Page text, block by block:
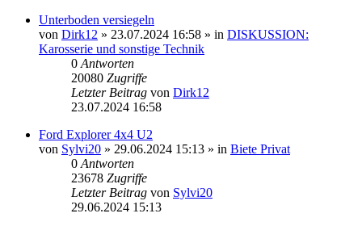
Unterboden versiegeln
von Dirk12 » 23.07.2024 16:58 » in DISKUSSION:
Karosserie und sonstige Technik
0 Antworten
20080 Zugriffe
Letzter Beitrag von Dirk12
23.07.2024 16:58
Ford Explorer 4x4 U2
von Sylvi20 » 29.06.2024 15:13 » in Biete Privat
0 Antworten
23678 Zugriffe
Letzter Beitrag von Sylvi20
29.06.2024 15:13